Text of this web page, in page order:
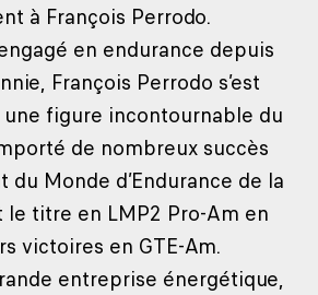
à François Perrodo.
en endurance depuis
François Perrodo s’est
figure incontournable du
de nombreux succès
du Monde d’Endurance de la
le titre en LMP2 Pro-Am en
victoires en GTE-Am.
entreprise énergétique,